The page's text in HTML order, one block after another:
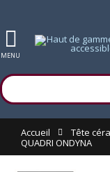
MENU
Accueil
Tête
QUADRI ONDYNA